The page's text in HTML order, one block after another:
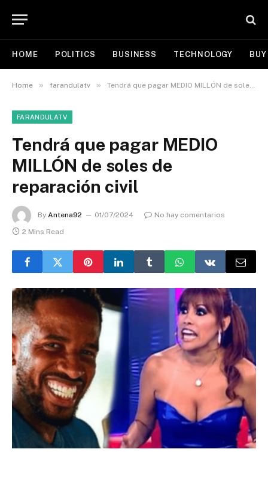
HOME POLITICS BUSINESS TECHNOLOGY
Home » farandulatv » Tendrá que pagar MEDIO MILLÓN de soles de reparación civil
FARANDULATV
Tendrá que pagar MEDIO
MILLÓN de soles de
reparación civil
By Antena92 01/07/2024
No hay comentarios
2 Mins Read